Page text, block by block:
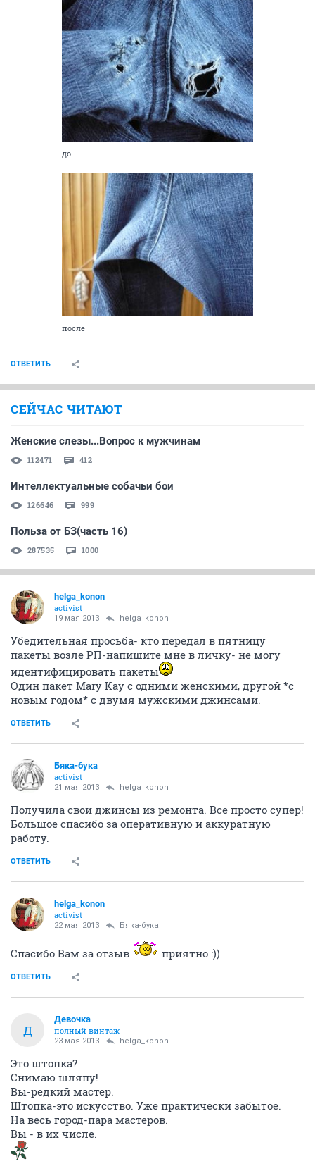
до
после
ОТВЕТИТЬ
СЕЙЧАС ЧИТАЮТ
Женские слезы...Вопрос к мужчинам
112471 412
Интеллектуальные собачьи бои
126646 999
Польза от БЗ(часть 16)
287535 1000
helga_konon
activist
19 мая 2013 helga_konon
Убедительная просьба- кто передал в пятницу
пакеты возле РП-напишите мне в личку- не могу
идентифицировать пакеты
Один пакет Mary Kay с одними женскими, другой *с
новым годом* с двумя мужскими джинсами.
ОТВЕТИТЬ
Бяка-бука
activist
21 мая 2013 helga_konon
Получила свои джинсы из ремонта. Все просто супер!
Большое спасибо за оперативную и аккуратную
работу.
ОТВЕТИТЬ
helga_konon
activist
22 мая 2013 Бяка-бука
Спасибо Вам за отзыв приятно :))
ОТВЕТИТЬ
Д
Девочка
полный винтаж
23 мая 2013 helga_konon
Это штопка?
Снимаю шляпу!
Вы-редкий мастер.
Штопка-это искусство. Уже практически забытое.
На весь город-пара мастеров.
Вы - в их числе.